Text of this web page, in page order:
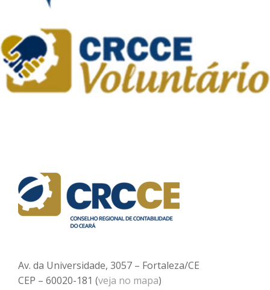
Av. da Universidade, 3057 – Fortaleza/CE
CEP – 60020-181 (veja no mapa)